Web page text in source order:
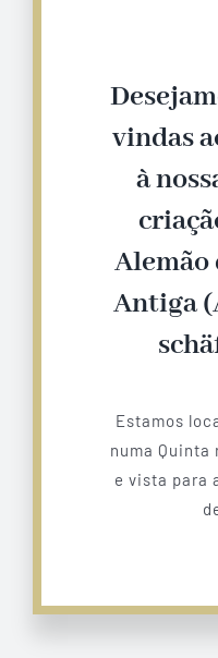
vindas
à
Alemão
Antiga
Estamos
numa Quinta
e vista para